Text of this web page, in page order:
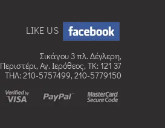
LIKE US
Σικάγου 3 πλ. Δέγλερη,
Περιστέρι, Αγ. Ιερόθεος, TK: 121 37
ΤΗΛ: 210-5757499, 210-5779150